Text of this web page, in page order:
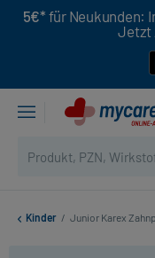
5€* für Neukunden:
Jetzt
Kinder / Junior Karex